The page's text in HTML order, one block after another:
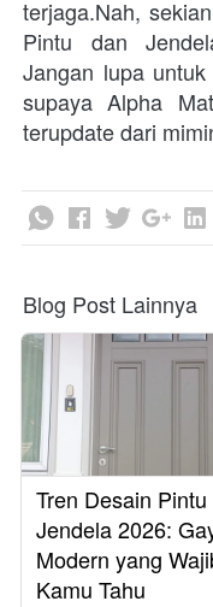
terjaga.Nah,
Pintu dan
Jangan lupa
supaya Alpha
terupdate dari
Blog Post Lainnya
Tren Desain Pintu
Jendela 2026:
Modern yang
Kamu Tahu